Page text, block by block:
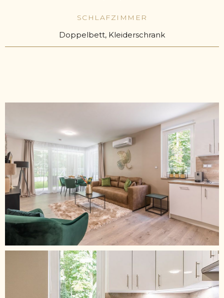
SCHLAFZIMMER
Doppelbett, Kleiderschrank